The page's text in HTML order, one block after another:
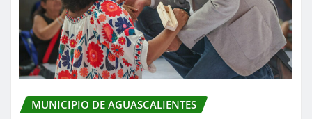
MUNICIPIO DE AGUASCALIENTES